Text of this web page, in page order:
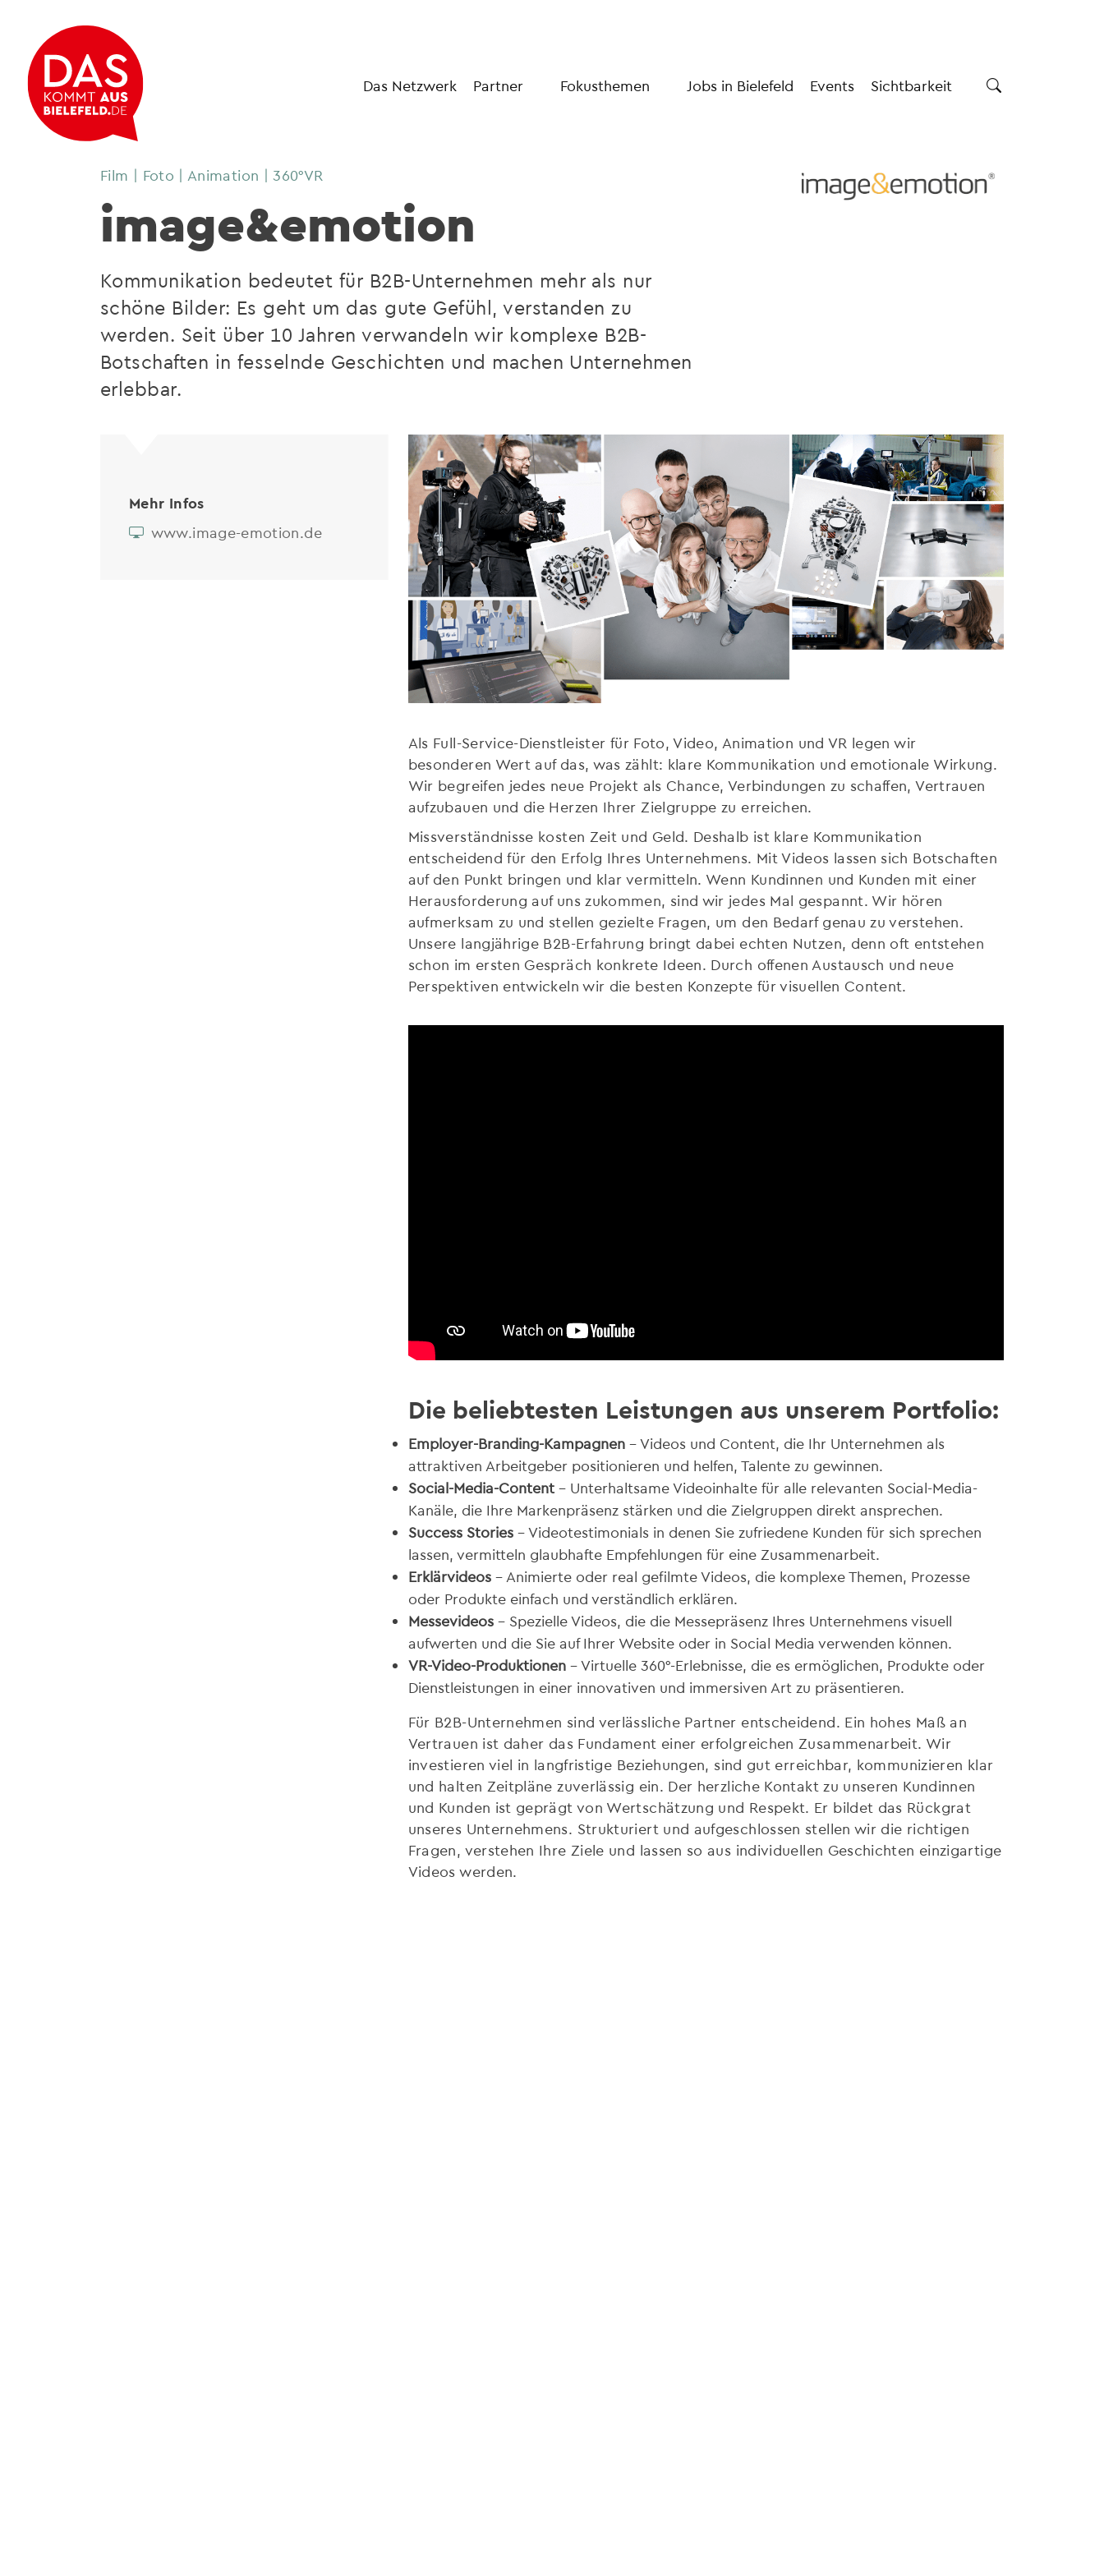
Das Netzwerk Partner Fokusthemen Jobs in Bielefeld Events Sichtbarkeit
Film | Foto | Animation | 360°VR
image&emotion
Kommunikation bedeutet für B2B-Unternehmen mehr als nur
schöne Bilder: Es geht um das gute Gefühl, verstanden zu
werden. Seit über 10 Jahren verwandeln wir komplexe B2B-
Botschaften in fesselnde Geschichten und machen Unternehmen
erlebbar.
Mehr Infos
www.image-emotion.de
Als Full-Service-Dienstleister für Foto, Video, Animation und VR legen wir
besonderen Wert auf das, was zählt: klare Kommunikation und emotionale Wirkung.
Wir begreifen jedes neue Projekt als Chance, Verbindungen zu schaffen, Vertrauen
aufzubauen und die Herzen Ihrer Zielgruppe zu erreichen.
Missverständnisse kosten Zeit und Geld. Deshalb ist klare Kommunikation
entscheidend für den Erfolg Ihres Unternehmens. Mit Videos lassen sich Botschaften
auf den Punkt bringen und klar vermitteln. Wenn Kundinnen und Kunden mit einer
Herausforderung auf uns zukommen, sind wir jedes Mal gespannt. Wir hören
aufmerksam zu und stellen gezielte Fragen, um den Bedarf genau zu verstehen.
Unsere langjährige B2B-Erfahrung bringt dabei echten Nutzen, denn oft entstehen
schon im ersten Gespräch konkrete Ideen. Durch offenen Austausch und neue
Perspektiven entwickeln wir die besten Konzepte für visuellen Content.
Die beliebtesten Leistungen aus unserem Portfolio:
Employer-Branding-Kampagnen– Videos und Content, die Ihr Unternehmen als
attraktiven Arbeitgeber positionieren und helfen, Talente zu gewinnen.
Social-Media-Content– Unterhaltsame Videoinhalte für alle relevanten Social-Media-
Kanäle, die Ihre Markenpräsenz stärken und die Zielgruppen direkt ansprechen.
Success Stories– Videotestimonials in denen Sie zufriedene Kunden für sich sprechen
lassen, vermitteln glaubhafte Empfehlungen für eine Zusammenarbeit.
Erklärvideos– Animierte oder real gefilmte Videos, die komplexe Themen, Prozesse
oder Produkte einfach und verständlich erklären.
Messevideos– Spezielle Videos, die die Messepräsenz Ihres Unternehmens visuell
aufwerten und die Sie auf Ihrer Website oder in Social Media verwenden können.
VR-Video-Produktionen– Virtuelle 360°-Erlebnisse, die es ermöglichen, Produkte oder
Dienstleistungen in einer innovativen und immersiven Art zu präsentieren.
Für B2B-Unternehmen sind verlässliche Partner entscheidend. Ein hohes Maß an
Vertrauen ist daher das Fundament einer erfolgreichen Zusammenarbeit. Wir
investieren viel in langfristige Beziehungen, sind gut erreichbar, kommunizieren klar
und halten Zeitpläne zuverlässig ein. Der herzliche Kontakt zu unseren Kundinnen
und Kunden ist geprägt von Wertschätzung und Respekt. Er bildet das Rückgrat
unseres Unternehmens. Strukturiert und aufgeschlossen stellen wir die richtigen
Fragen, verstehen Ihre Ziele und lassen so aus individuellen Geschichten einzigartige
Videos werden.